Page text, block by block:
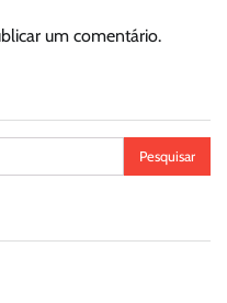
um comentário.